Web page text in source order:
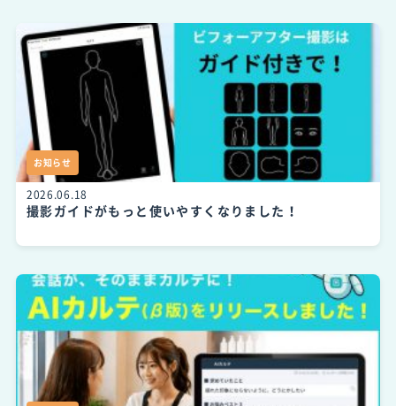
お知らせ
2026.06.18
撮影ガイドがもっと使いやすくなりました！